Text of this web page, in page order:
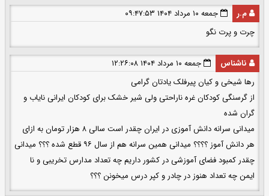
م.ر
جمعه ۱۰ مرداد ۱۴۰۴ ۰۹:۴۷:۵۳
چرت و پرت نگو
ناشناس
جمعه ۱۰ مرداد ۱۴۰۴ ۱۲:۲۶:۰۸
رها شیخی و کیان پیرفلک یادتان گرامی
از گرسنگی کودکان غره ناراحتی ولی شیر خشک برای کودکان ایرانی نایاب و
گران شده
میدانی سرانه دانش آموزی در ایران چقدر است سالی ۸ هزار تومان به ازای
هر دانش آموز ؟؟؟؟ میدانی همین سرانه هم از سال ۹۶ قطع شده ؟؟؟ میدانی
چقدر کمبود فضای آموزشی در کشور داریم‌ چه تعداد مدارس تخریبی و نا
ایمن چه تعداد هنوز در چادر و کپر درس میخونن ؟؟؟